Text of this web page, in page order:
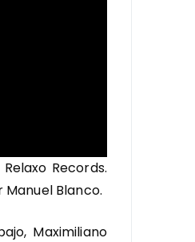
Records.
Blanco.
Maximiliano